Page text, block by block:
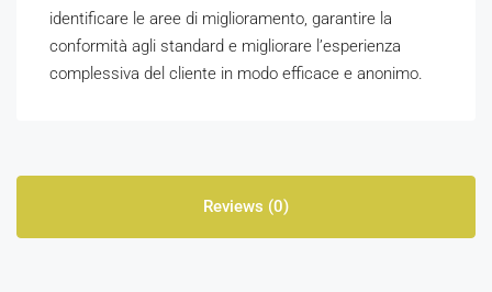
identificare le aree di miglioramento, garantire la
conformità agli standard e migliorare l’esperienza
complessiva del cliente in modo efficace e anonimo.
Reviews (0)